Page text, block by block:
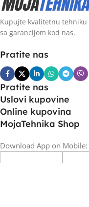
Kupujte kvalitetnu
sa garancijom kod nas.
Pratite nas
Pratite nas
Uslovi kupovine
Online kupovina
MojaTehnika Shop
Download App on Mobile: